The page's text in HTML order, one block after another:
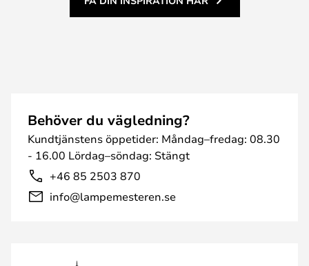
Behöver du vägledning?
Kundtjänstens öppetider: Måndag–fredag: 08.30
- 16.00 Lördag–söndag: Stängt
+46 85 2503 870
info@lampemesteren.se